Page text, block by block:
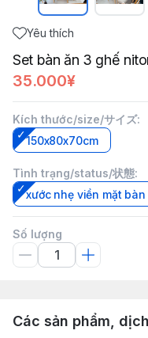
Yêu thích
Set bàn ăn 3 ghế
35.000¥
Kích thước/size/サイズ:
150x80x70cm
Tình trạng/status/状態:
xước nhẹ viền mặt bàn
Số lượng
Các sản phẩm,